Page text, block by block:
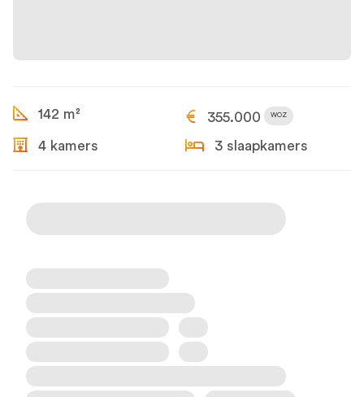
142 m² 355.000 WOZ
4 kamers 3 slaapkamers